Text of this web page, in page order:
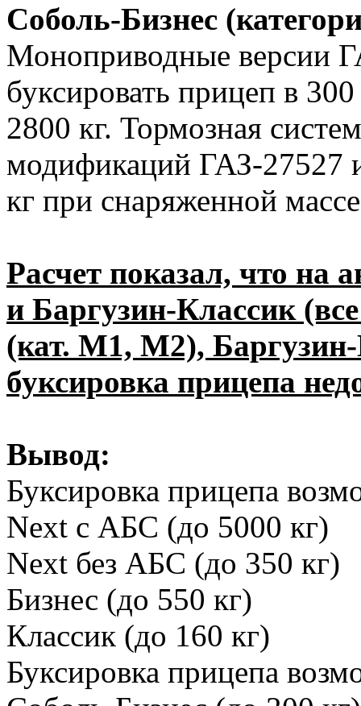
Соболь-Бизнес
Моноприводные версии
буксировать прицеп в
2800 кг. Тормозная
модификаций ГАЗ-27527
кг при снаряженной
Расчет показал, что на
и Баргузин-Классик
(кат. М1, М2),
буксировка прицепа
Вывод:
Буксировка прицепа
Next с АБС (до 5000 кг)
Next без АБС (до 350 кг)
Бизнес (до 550 кг)
Классик (до 160 кг)
Буксировка прицепа